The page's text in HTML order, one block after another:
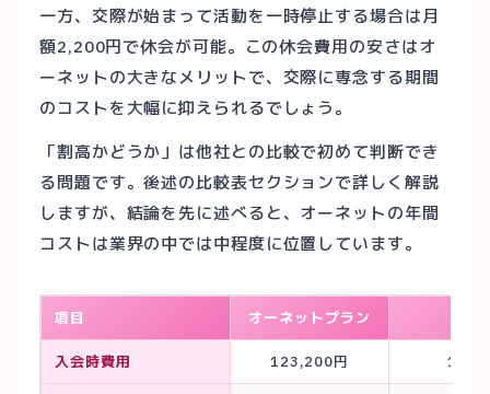
一方、交際が始まって活動を一時停止する場合は月
額2,200円で休会が可能。この休会費用の安さはオ
ーネットの大きなメリットで、交際に専念する期間
のコストを大幅に抑えられるでしょう。
「割高かどうか」は他社との比較で初めて判断でき
る問題です。後述の比較表セクションで詳しく解説
しますが、結論を先に述べると、オーネットの年間
コストは業界の中では中程度に位置しています。
項目 オーネットプラン
入会時費用 123,200円